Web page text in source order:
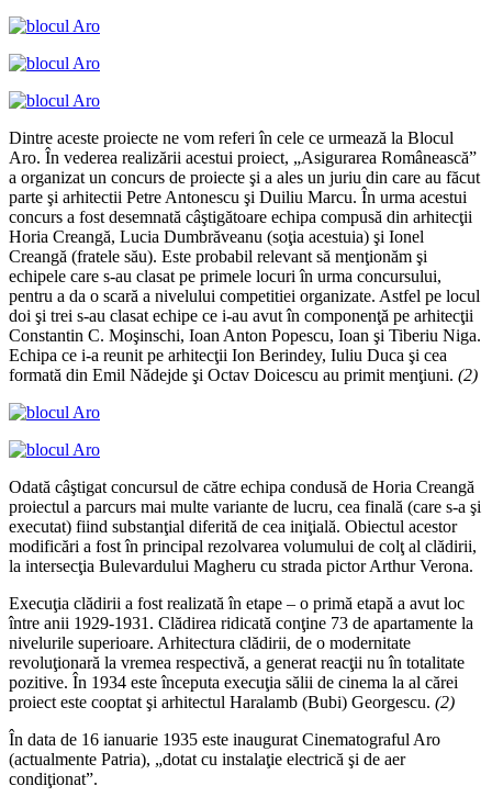
Dintre aceste proiecte ne vom referi în cele ce urmează la Blocul
Aro. În vederea realizării acestui proiect, „Asigurarea Românească”
a organizat un concurs de proiecte şi a ales un juriu din care au făcut
parte şi arhitectii Petre Antonescu şi Duiliu Marcu. În urma acestui
concurs a fost desemnată câştigătoare echipa compusă din arhitecţii
Horia Creangă, Lucia Dumbrăveanu (soţia acestuia) şi Ionel
Creangă (fratele său). Este probabil relevant să menţionăm şi
echipele care s-au clasat pe primele locuri în urma concursului,
pentru a da o scară a nivelului competitiei organizate. Astfel pe locul
doi şi trei s-au clasat echipe ce i-au avut în componenţă pe arhitecţii
Constantin C. Moşinschi, Ioan Anton Popescu, Ioan şi Tiberiu Niga.
Echipa ce i-a reunit pe arhitecţii Ion Berindey, Iuliu Duca şi cea
formată din Emil Nădejde şi Octav Doicescu au primit menţiuni. (2)
Odată câştigat concursul de către echipa condusă de Horia Creangă
proiectul a parcurs mai multe variante de lucru, cea finală (care s-a şi
executat) fiind substanţial diferită de cea iniţială. Obiectul acestor
modificări a fost în principal rezolvarea volumului de colţ al clădirii,
la intersecţia Bulevardului Magheru cu strada pictor Arthur Verona.
Execuţia clădirii a fost realizată în etape – o primă etapă a avut loc
între anii 1929-1931. Clădirea ridicată conţine 73 de apartamente la
nivelurile superioare. Arhitectura clădirii, de o modernitate
revoluţionară la vremea respectivă, a generat reacţii nu în totalitate
pozitive. În 1934 este începuta execuţia sălii de cinema la al cărei
proiect este cooptat şi arhitectul Haralamb (Bubi) Georgescu. (2)
În data de 16 ianuarie 1935 este inaugurat Cinematograful Aro
(actualmente Patria), „dotat cu instalaţie electrică şi de aer
condiţionat”.